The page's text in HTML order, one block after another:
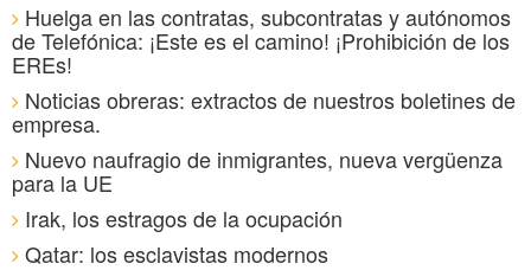
Huelga en las contratas, subcontratas y autónomos
de Telefónica: ¡Este es el camino! ¡Prohibición de los
EREs!
Noticias obreras: extractos de nuestros boletines de
empresa.
Nuevo naufragio de inmigrantes, nueva vergüenza
para la UE
Irak, los estragos de la ocupación
Qatar: los esclavistas modernos